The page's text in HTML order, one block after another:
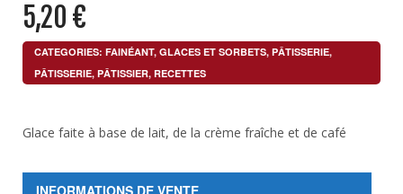
5,20 €
CATEGORIES: FAINÉANT, GLACES ET SORBETS, PÂTISSERIE,
PÂTISSERIE, PÂTISSIER, RECETTES
Glace faite à base de lait, de la crème fraîche et de café